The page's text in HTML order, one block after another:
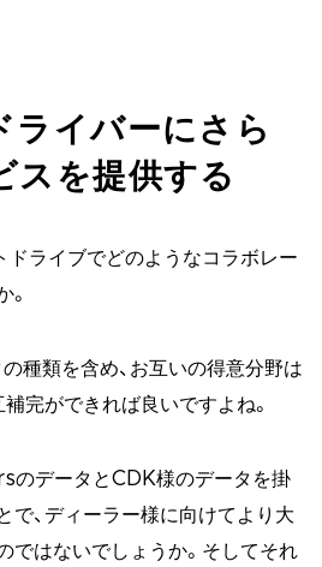
ライバーにさら
スを提供する
ドライブでどのようなコラボレー
。
の種類を含め、お互いの得意分野は
完ができれば良いですよね。
のデータとCDK様のデータを掛
で、ディーラー様に向けてより大
ではないでしょうか。そしてそれ